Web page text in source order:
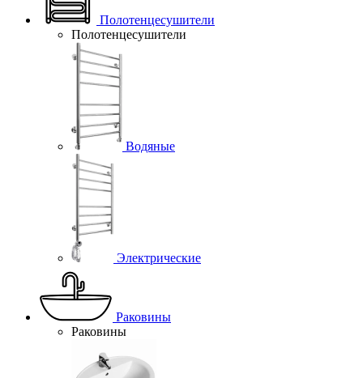
Полотенцесушители
Полотенцесушители
Водяные
Электрические
Раковины
Раковины